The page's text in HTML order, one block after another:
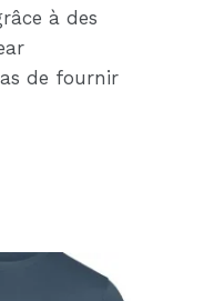
à des
de fournir